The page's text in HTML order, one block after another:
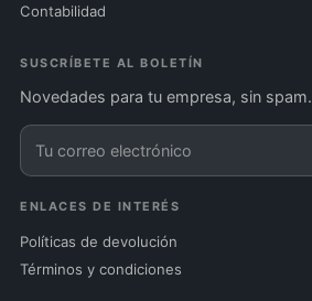
Contabilidad
SUSCRÍBETE AL BOLETÍN
Novedades para tu empresa, sin spam.
ENLACES DE INTERÉS
Políticas de devolución
Términos y condiciones